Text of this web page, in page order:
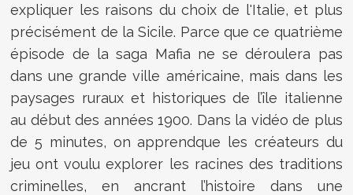
expliquer les raisons du choix de l'Italie, et plus
précisément de la Sicile. Parce que ce quatrième
épisode de la saga Mafia ne se déroulera pas
dans une grande ville américaine, mais dans les
paysages ruraux et historiques de l’île italienne
au début des années 1900. Dans la vidéo de plus
de 5 minutes, on apprendque les créateurs du
jeu ont voulu explorer les racines des traditions
criminelles, en ancrant l’histoire dans une